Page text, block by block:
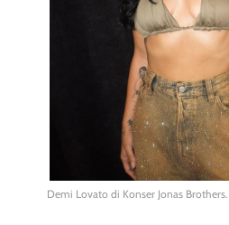
Demi Lovato di Konser Jonas